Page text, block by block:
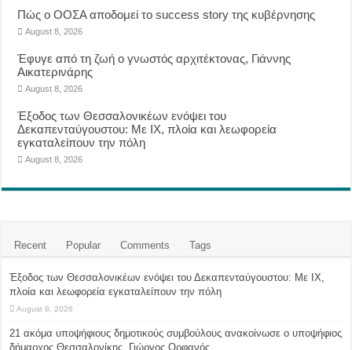
Πώς ο ΟΟΣΑ αποδομεί το success story της κυβέρνησης
August 8, 2026
Έφυγε από τη ζωή ο γνωστός αρχιτέκτονας, Γιάννης
Αικατερινάρης
August 8, 2026
Έξοδος των Θεσσαλονικέων ενόψει του
Δεκαπενταύγουστου: Με ΙΧ, πλοία και λεωφορεία
εγκαταλείπουν την πόλη
August 8, 2026
Recent Popular Comments Tags
Έξοδος των Θεσσαλονικέων ενόψει του Δεκαπενταύγουστου: Με ΙΧ,
πλοία και λεωφορεία εγκαταλείπουν την πόλη
August 8, 2026
21 ακόμα υποψήφιους δημοτικούς συμβούλους ανακοίνωσε ο υποψήφιος
δήμαρχος Θεσσαλονίκης, Γιώργος Ορφανός